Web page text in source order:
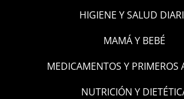
HIGIENE Y SALUD
MAMÁ Y BEBÉ
MEDICAMENTOS Y PRIMEROS
NUTRICIÓN Y